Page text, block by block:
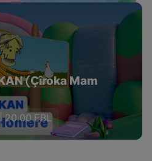
(Çîroka Mam
20:00 EBL